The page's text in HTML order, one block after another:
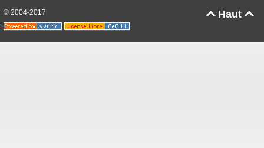
Haut 
© 2004-2017